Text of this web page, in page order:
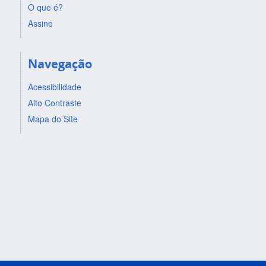
O que é?
Assine
Navegação
Acessibilidade
Alto Contraste
Mapa do Site